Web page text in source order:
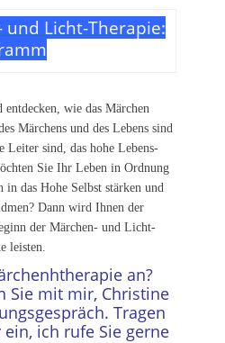
und Licht-Therapie:
wie das Märchen
Märchens und des Lebens sind
Leiter sind, das hohe Lebens-
Sie Ihr Leben in Ordnung
in das Hohe Selbst stärken und
Dann wird Ihnen der
der Märchen- und Licht-
leisten.
an?
Sie mit mir, Christine
Tragen
ich rufe Sie gerne